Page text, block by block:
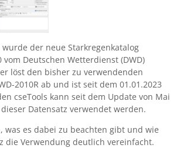
wurde der neue Starkregenkatalog
vom Deutschen Wetterdienst (DWD)
löst den bisher zu verwendenden
2010R ab und ist seit dem 01.01.2023
cseTools kann seit dem Update von Mai
dieser Datensatz verwendet werden.
was es dabei zu beachten gibt und wie
die Verwendung deutlich vereinfacht.